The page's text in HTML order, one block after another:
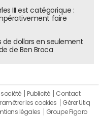
III est catégorique :
faire
de dollars en seulement
de Ben Broca
société Publicité
Contact
les cookies
Gérer Utiq
légales Groupe Figaro